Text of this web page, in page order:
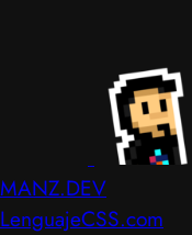
MANZ.DEV
LenguajeCSS.com